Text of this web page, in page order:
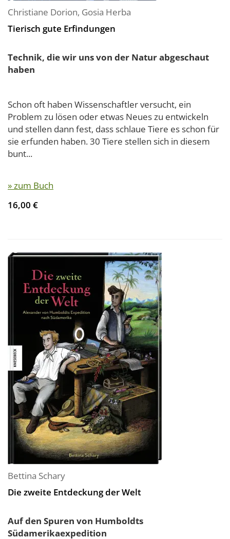
Christiane Dorion, Gosia Herba
Tierisch gute Erfindungen
Technik, die wir uns von der Natur abgeschaut
haben
Schon oft haben Wissenschaftler versucht, ein
Problem zu lösen oder etwas Neues zu entwickeln
und stellen dann fest, dass schlaue Tiere es schon für
sie erfunden haben. 30 Tiere stellen sich in diesem
bunt...
» zum Buch
16,00 €
Bettina Schary
Die zweite Entdeckung der Welt
Auf den Spuren von Humboldts
Südamerikaexpedition